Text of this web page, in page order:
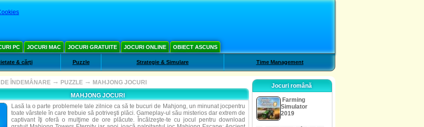
PC JOCURI MAC JOCURI GRATUITE JOCURI ONLINE OBIECT ASCUNS
& cărţi Puzzle Strategie & Simulare Time Management
ÎNDEMÂNARE → PUZZLE → MAHJONG JOCURI
MAHJONG JOCURI
Lasă la o parte problemele tale zilnice ca să te bucuri de Mahjong, un minunat jocpentru
toate vârstele în care trebuie să potriveşti plăci. Gameplay-ul său misterios dar extrem de
captivant îţi oferă o mulţime de ore plăcute. Încălzeşte-te cu jocul pentru download
Jocuri română
Farming
Simulator
2019